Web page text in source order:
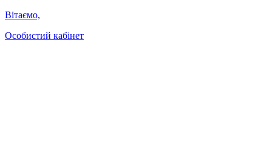
Вітаємо,
Особистий кабінет